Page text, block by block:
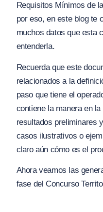
Requisitos Mínimos de
por eso, en este blog te
muchos datos que esta
entenderla.
Recuerda que este
relacionados a la
paso que tiene el
contiene la manera en
resultados preliminares
casos ilustrativos o
claro aún cómo es el
Ahora veamos las
fase del Concurso